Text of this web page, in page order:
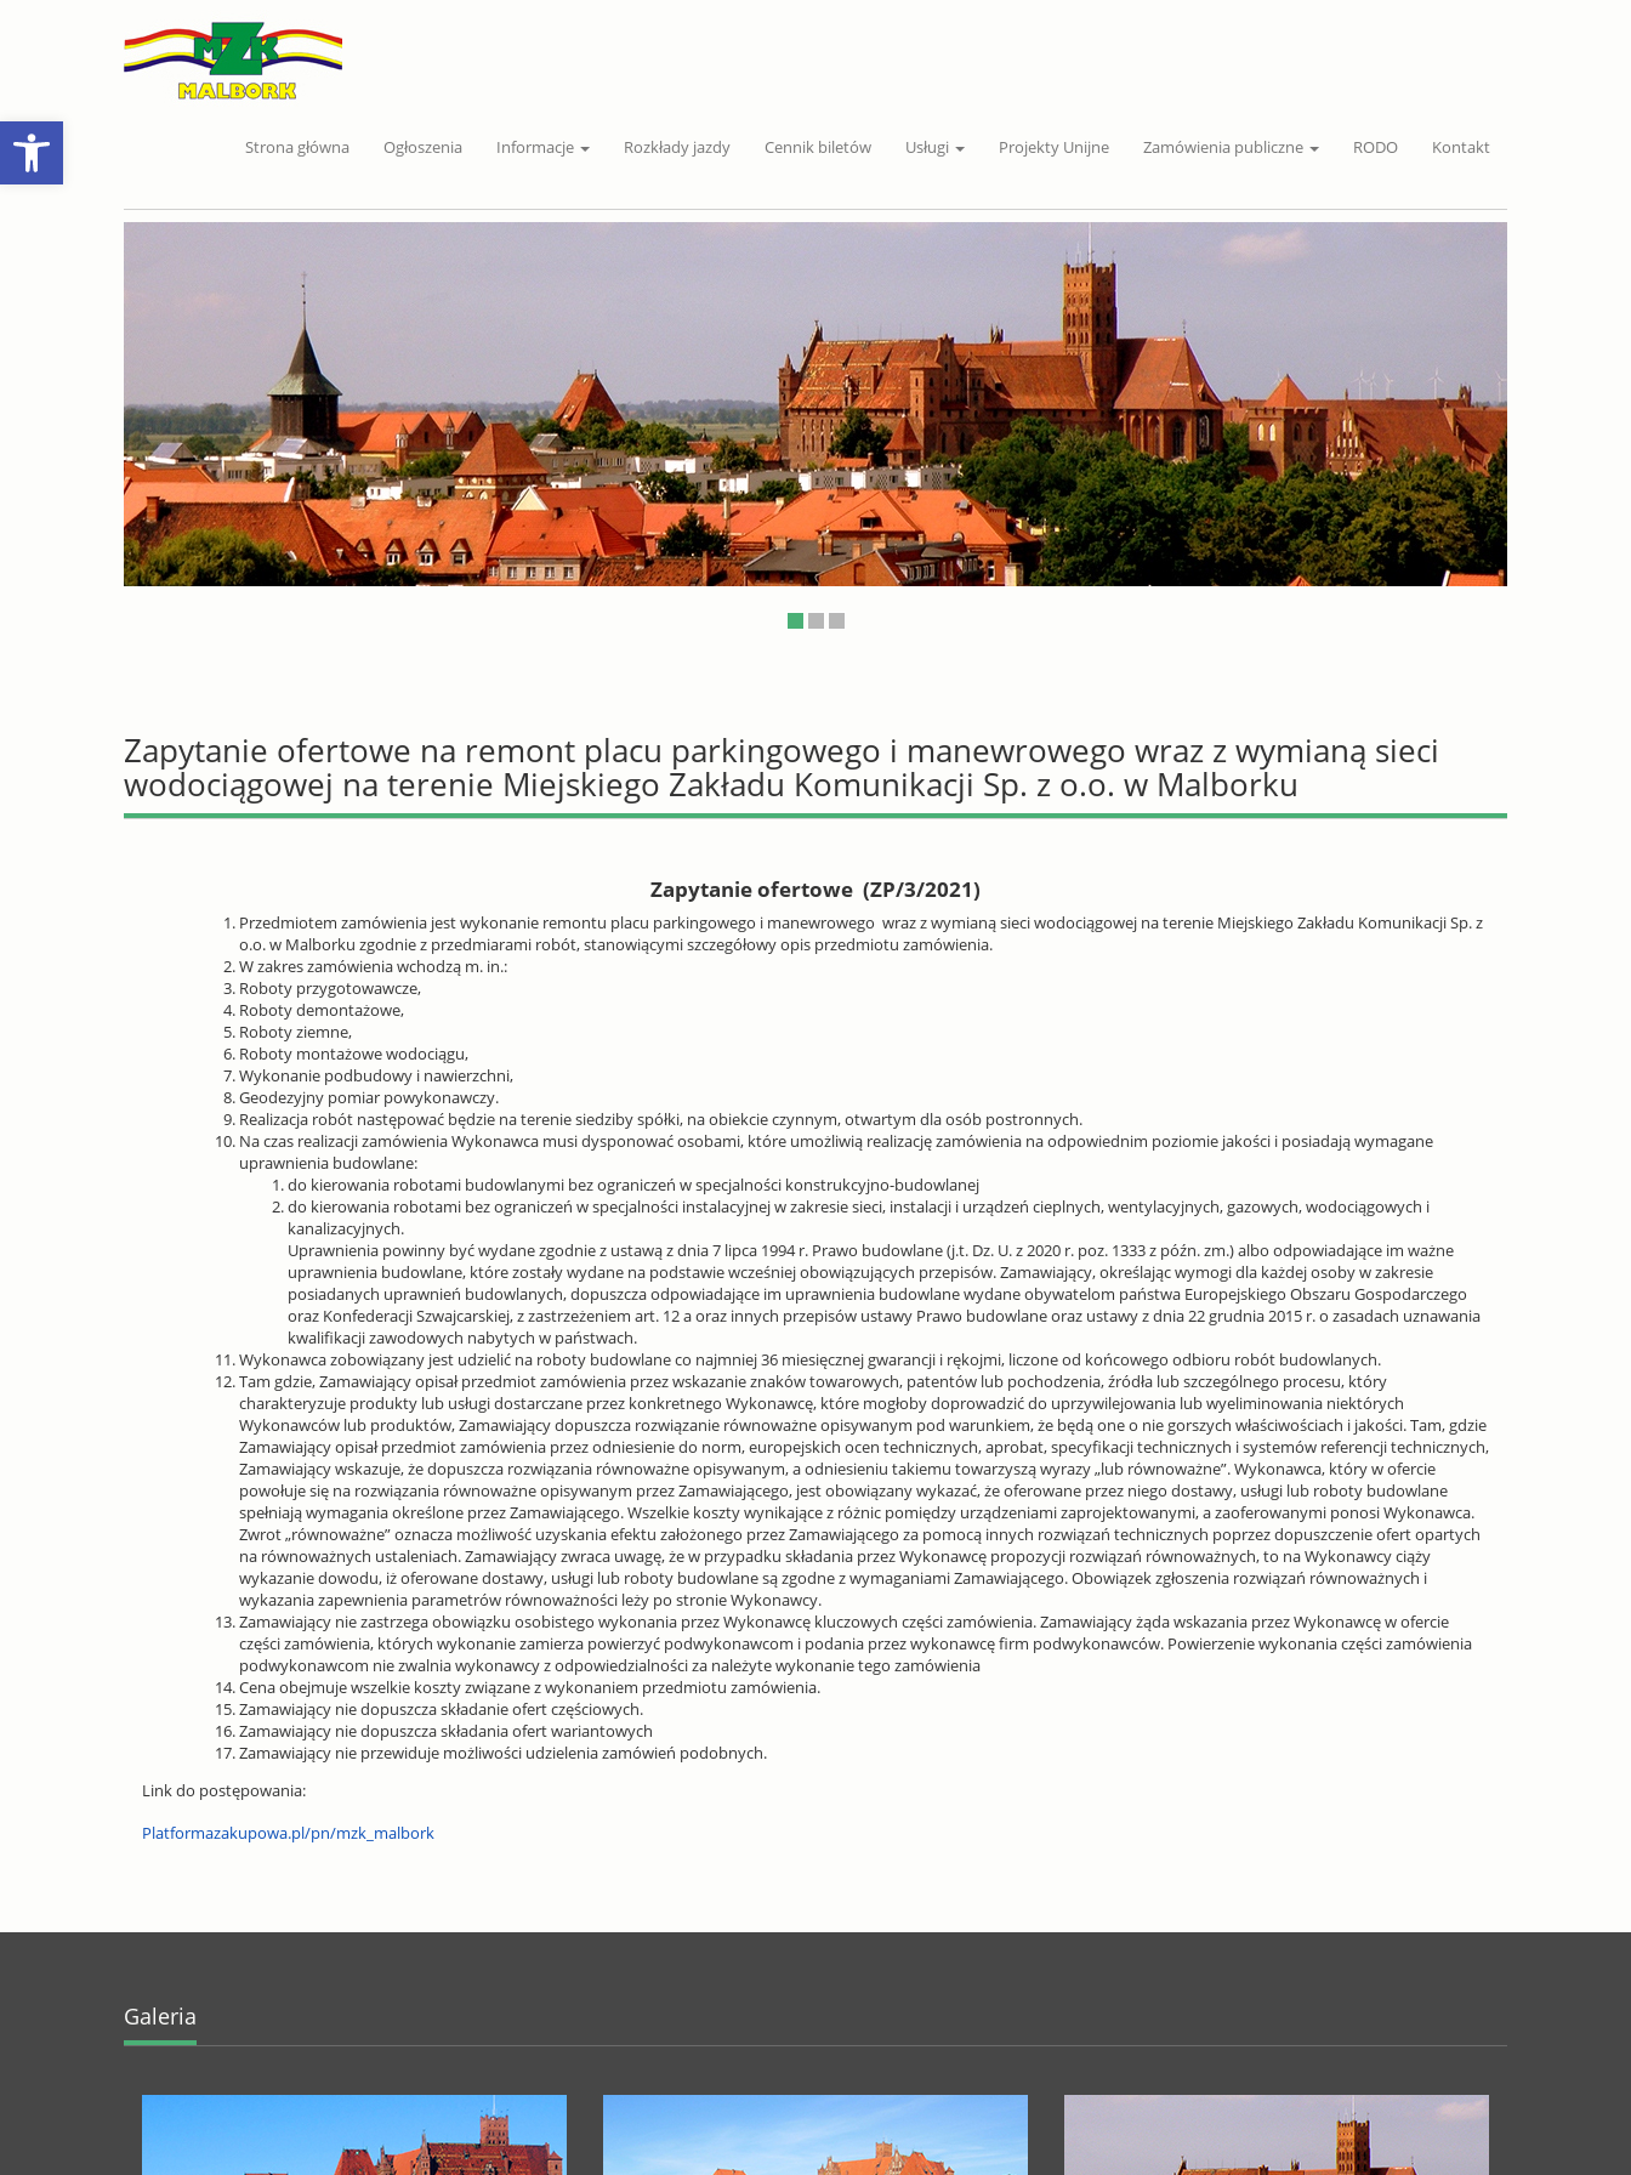
Open toolbar Strona główna Ogłoszenia Informacje Rozkłady jazdy Cennik biletów Usługi Projekty Unijne Zamówienia publiczne RODO Kontakt
Zapytanie ofertowe na remont placu parkingowego i manewrowego wraz z wymianą sieci
wodociągowej na terenie Miejskiego Zakładu Komunikacji Sp. z o.o. w Malborku
Zapytanie ofertowe (ZP/3/2021)
Przedmiotem zamówienia jest wykonanie remontu placu parkingowego i manewrowego wraz z wymianą sieci wodociągowej na terenie Miejskiego Zakładu Komunikacji Sp. z
o.o. w Malborku zgodnie z przedmiarami robót, stanowiącymi szczegółowy opis przedmiotu zamówienia.
W zakres zamówienia wchodzą m. in.:
Roboty przygotowawcze,
Roboty demontażowe,
Roboty ziemne,
Roboty montażowe wodociągu,
Wykonanie podbudowy i nawierzchni,
Geodezyjny pomiar powykonawczy.
Realizacja robót następować będzie na terenie siedziby spółki, na obiekcie czynnym, otwartym dla osób postronnych.
Na czas realizacji zamówienia Wykonawca musi dysponować osobami, które umożliwią realizację zamówienia na odpowiednim poziomie jakości i posiadają wymagane
uprawnienia budowlane:
do kierowania robotami budowlanymi bez ograniczeń w specjalności konstrukcyjno-budowlanej
do kierowania robotami bez ograniczeń w specjalności instalacyjnej w zakresie sieci, instalacji i urządzeń cieplnych, wentylacyjnych, gazowych, wodociągowych i
kanalizacyjnych.
Uprawnienia powinny być wydane zgodnie z ustawą z dnia 7 lipca 1994 r. Prawo budowlane (j.t. Dz. U. z 2020 r. poz. 1333 z późn. zm.) albo odpowiadające im ważne
uprawnienia budowlane, które zostały wydane na podstawie wcześniej obowiązujących przepisów. Zamawiający, określając wymogi dla każdej osoby w zakresie
posiadanych uprawnień budowlanych, dopuszcza odpowiadające im uprawnienia budowlane wydane obywatelom państwa Europejskiego Obszaru Gospodarczego
oraz Konfederacji Szwajcarskiej, z zastrzeżeniem art. 12 a oraz innych przepisów ustawy Prawo budowlane oraz ustawy z dnia 22 grudnia 2015 r. o zasadach uznawania
kwalifikacji zawodowych nabytych w państwach.
Wykonawca zobowiązany jest udzielić na roboty budowlane co najmniej 36 miesięcznej gwarancji i rękojmi, liczone od końcowego odbioru robót budowlanych.
Tam gdzie, Zamawiający opisał przedmiot zamówienia przez wskazanie znaków towarowych, patentów lub pochodzenia, źródła lub szczególnego procesu, który
charakteryzuje produkty lub usługi dostarczane przez konkretnego Wykonawcę, które mogłoby doprowadzić do uprzywilejowania lub wyeliminowania niektórych
Wykonawców lub produktów, Zamawiający dopuszcza rozwiązanie równoważne opisywanym pod warunkiem, że będą one o nie gorszych właściwościach i jakości. Tam, gdzie
Zamawiający opisał przedmiot zamówienia przez odniesienie do norm, europejskich ocen technicznych, aprobat, specyfikacji technicznych i systemów referencji technicznych,
Zamawiający wskazuje, że dopuszcza rozwiązania równoważne opisywanym, a odniesieniu takiemu towarzyszą wyrazy „lub równoważne”. Wykonawca, który w ofercie
powołuje się na rozwiązania równoważne opisywanym przez Zamawiającego, jest obowiązany wykazać, że oferowane przez niego dostawy, usługi lub roboty budowlane
spełniają wymagania określone przez Zamawiającego. Wszelkie koszty wynikające z różnic pomiędzy urządzeniami zaprojektowanymi, a zaoferowanymi ponosi Wykonawca.
Zwrot „równoważne” oznacza możliwość uzyskania efektu założonego przez Zamawiającego za pomocą innych rozwiązań technicznych poprzez dopuszczenie ofert opartych
na równoważnych ustaleniach. Zamawiający zwraca uwagę, że w przypadku składania przez Wykonawcę propozycji rozwiązań równoważnych, to na Wykonawcy ciąży
wykazanie dowodu, iż oferowane dostawy, usługi lub roboty budowlane są zgodne z wymaganiami Zamawiającego. Obowiązek zgłoszenia rozwiązań równoważnych i
wykazania zapewnienia parametrów równoważności leży po stronie Wykonawcy.
Zamawiający nie zastrzega obowiązku osobistego wykonania przez Wykonawcę kluczowych części zamówienia. Zamawiający żąda wskazania przez Wykonawcę w ofercie
części zamówienia, których wykonanie zamierza powierzyć podwykonawcom i podania przez wykonawcę firm podwykonawców. Powierzenie wykonania części zamówienia
podwykonawcom nie zwalnia wykonawcy z odpowiedzialności za należyte wykonanie tego zamówienia
Cena obejmuje wszelkie koszty związane z wykonaniem przedmiotu zamówienia.
Zamawiający nie dopuszcza składanie ofert częściowych.
Zamawiający nie dopuszcza składania ofert wariantowych
Zamawiający nie przewiduje możliwości udzielenia zamówień podobnych.
Link do postępowania:
Platformazakupowa.pl/pn/mzk_malbork
Galeria